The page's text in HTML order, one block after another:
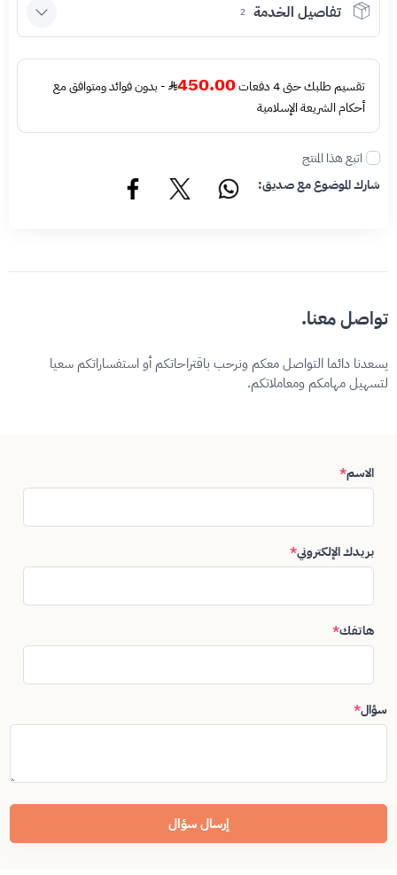
تفاصيل الخدمة 2
تقسيم طلبك حتى 4 دفعات 450.00
- بدون فوائد ومتوافق مع
أحكام الشريعة الإسلامية
اتبع هذا المنتج
شارك الموضوع مع صديق:
تواصل معنا.
يسعدنا دائما التواصل معكم ونرحب باقتراحاتكم أو استفساراتكم سعيا
لتسهيل مهامكم ومعاملاتكم.
الاسم*
بريدك الإلكتروني*
هاتفك*
سؤال*
إرسال سؤال